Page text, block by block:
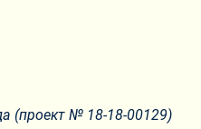
(проект № 18-18-00129)